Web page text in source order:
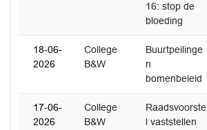
16: stop de
bloeding
18-06-
2026
College
B&W
Buurtpeilinge
n
bomenbeleid
17-06-
2026
College
B&W
Raadsvoorste
l vaststellen